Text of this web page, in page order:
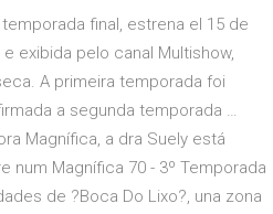
final, estrena el 15 de
exibida pelo canal Multishow,
A primeira temporada foi
a segunda temporada …
Magnífica, a dra Suely está
Magnífica 70 - 3º Temporada
de ?Boca Do Lixo?, una zona